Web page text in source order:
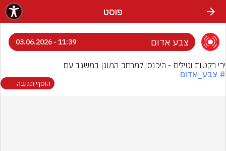
פוסט
צבע אדום 11:39 - 03.06.2026
ירי רקטות וטילים - היכנסו למרחב המוגן במשגב עם
# צבע_אדום
הוסף תגובה